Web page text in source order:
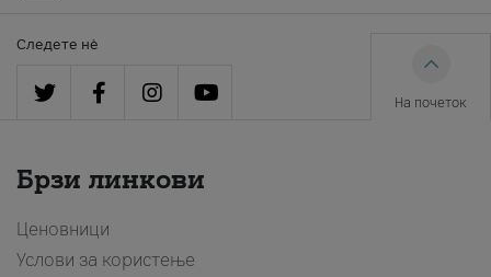
Следете нè
На почеток
Брзи линкови
Ценовници
Услови за користење